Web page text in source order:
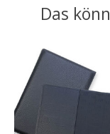
Das
Produkt-